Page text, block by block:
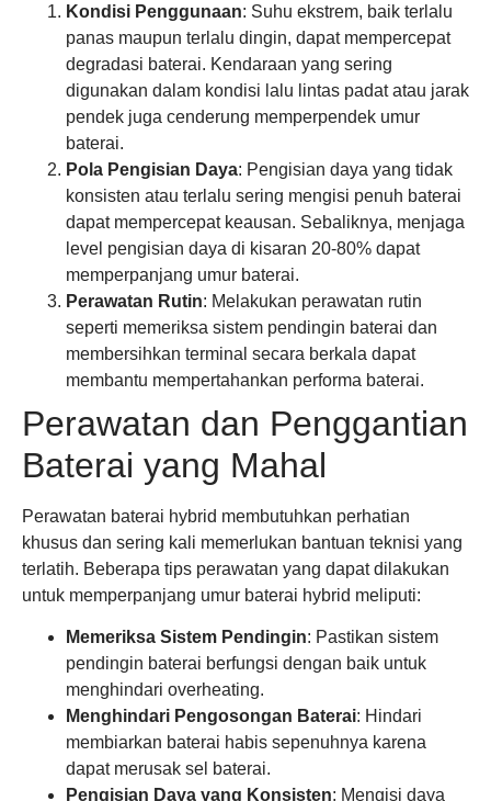
Kondisi Penggunaan: Suhu ekstrem, baik terlalu
panas maupun terlalu dingin, dapat mempercepat
degradasi baterai. Kendaraan yang sering
digunakan dalam kondisi lalu lintas padat atau jarak
pendek juga cenderung memperpendek umur
baterai.
Pola Pengisian Daya: Pengisian daya yang tidak
konsisten atau terlalu sering mengisi penuh baterai
dapat mempercepat keausan. Sebaliknya, menjaga
level pengisian daya di kisaran 20-80% dapat
memperpanjang umur baterai.
Perawatan Rutin: Melakukan perawatan rutin
seperti memeriksa sistem pendingin baterai dan
membersihkan terminal secara berkala dapat
membantu mempertahankan performa baterai.
Perawatan dan Penggantian
Baterai yang Mahal
Perawatan baterai hybrid membutuhkan perhatian
khusus dan sering kali memerlukan bantuan teknisi yang
terlatih. Beberapa tips perawatan yang dapat dilakukan
untuk memperpanjang umur baterai hybrid meliputi:
Memeriksa Sistem Pendingin: Pastikan sistem
pendingin baterai berfungsi dengan baik untuk
menghindari overheating.
Menghindari Pengosongan Baterai: Hindari
membiarkan baterai habis sepenuhnya karena
dapat merusak sel baterai.
Pengisian Daya yang Konsisten: Mengisi daya